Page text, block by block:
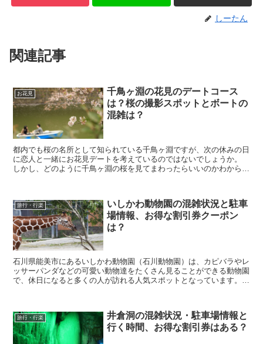
しーたん
関連記事
お花見
千鳥ヶ淵の花見のデートコース
は？桜の撮影スポットとボートの
混雑は？
都内でも桜の名所として知られている千鳥ヶ淵ですが、次の休みの日
に恋人と一緒にお花見デートを考えているのではないでしょうか。
しかし、どのように千鳥ヶ淵の桜を見てまわったらいいのかわからな
旅行・行楽
いしかわ動物園の混雑状況と駐車
場情報、お得な割引券クーポン
は？
石川県能美市にあるいしかわ動物園（石川動物園）は、カピバラやレ
ッサーパンダなどの可愛い動物達をたくさん見ることができる動物園
で、休日になると多くの人が訪れる人気スポットとなっています。
旅行・行楽
井倉洞の混雑状況・駐車場情報と
行く時間、お得な割引券はある？